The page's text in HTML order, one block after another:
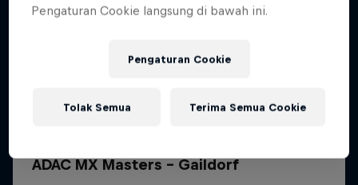
ADAC MX Masters – Gaildorf
Pengaturan Cookie langsung di bawah ini.
Pengaturan Cookie
Tolak Semua Terima Semua Cookie